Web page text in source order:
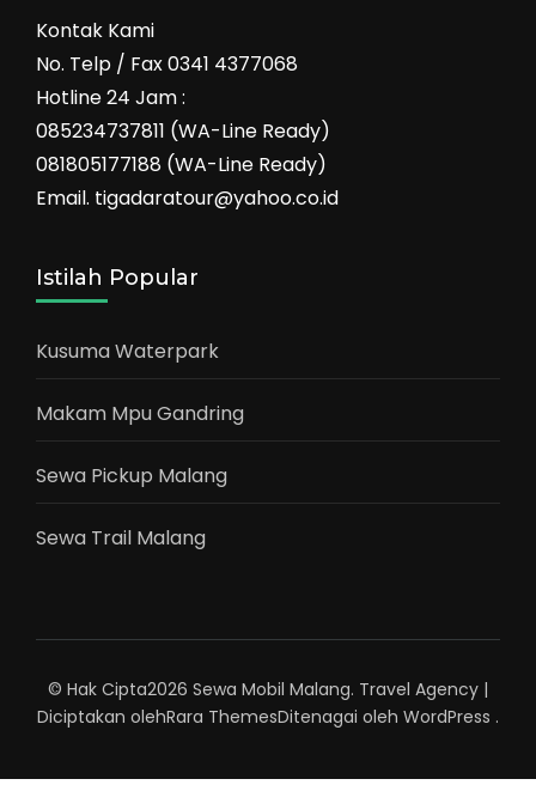
Kontak Kami
No. Telp / Fax 0341 4377068
Hotline 24 Jam :
085234737811 (WA-Line Ready)
081805177188 (WA-Line Ready)
Email. tigadaratour@yahoo.co.id
Istilah Popular
Kusuma Waterpark
Makam Mpu Gandring
Sewa Pickup Malang
Sewa Trail Malang
© Hak Cipta2026 Sewa Mobil Malang. Travel Agency |
Diciptakan olehRara ThemesDitenagai oleh WordPress .